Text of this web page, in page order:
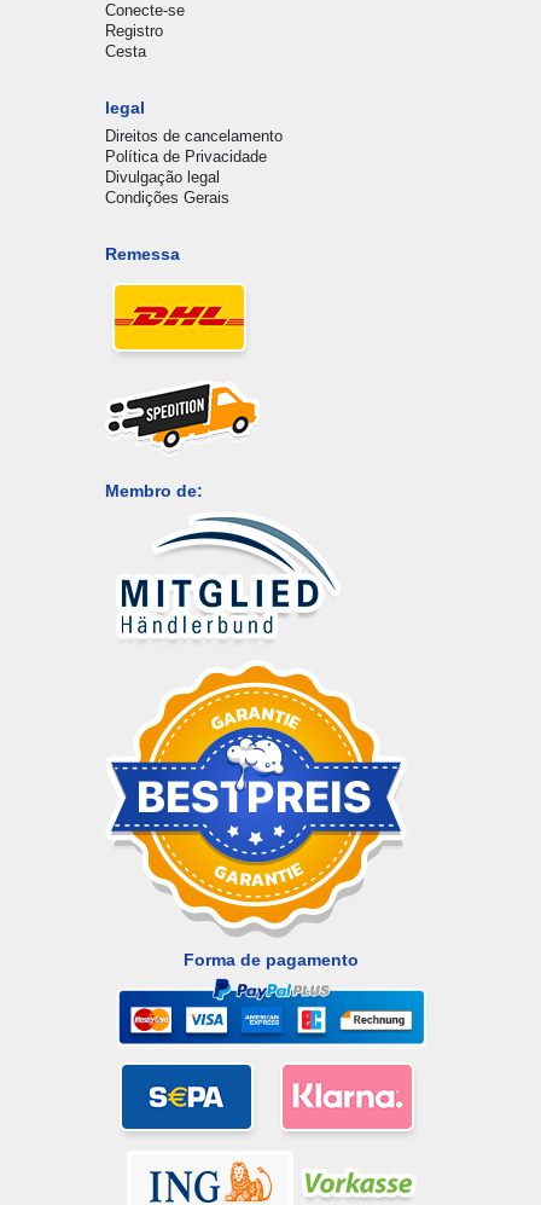
Conecte-se
Registro
Cesta
legal
Direitos de cancelamento
Política de Privacidade
Divulgação legal
Condições Gerais
Remessa
Membro de:
Forma de pagamento